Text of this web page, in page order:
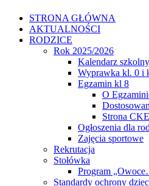
STRONA GŁÓWNA
AKTUALNOŚCI
RODZICE
Rok 2025/2026
Kalendarz szkolny
Wyprawka kl. 0 i
Egzamin kl 8
O
Strona CKE
Ogłoszenia dla
Zajęcia sportowe
Rekrutacja
Stołówka
Program
Standardy ochrony